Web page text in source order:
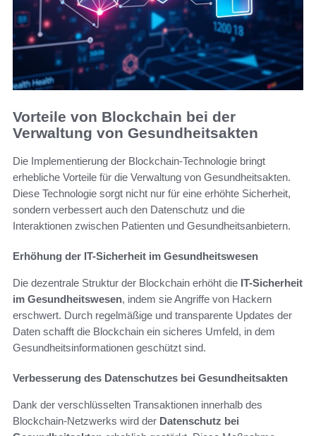
Vorteile von Blockchain bei der
Verwaltung von Gesundheitsakten
Die Implementierung der Blockchain-Technologie bringt
erhebliche Vorteile für die Verwaltung von Gesundheitsakten.
Diese Technologie sorgt nicht nur für eine erhöhte Sicherheit,
sondern verbessert auch den Datenschutz und die
Interaktionen zwischen Patienten und Gesundheitsanbietern.
Erhöhung der IT-Sicherheit im Gesundheitswesen
Die dezentrale Struktur der Blockchain erhöht die IT-Sicherheit
im Gesundheitswesen, indem sie Angriffe von Hackern
erschwert. Durch regelmäßige und transparente Updates der
Daten schafft die Blockchain ein sicheres Umfeld, in dem
Gesundheitsinformationen geschützt sind.
Verbesserung des Datenschutzes bei Gesundheitsakten
Dank der verschlüsselten Transaktionen innerhalb des
Blockchain-Netzwerks wird der Datenschutz bei